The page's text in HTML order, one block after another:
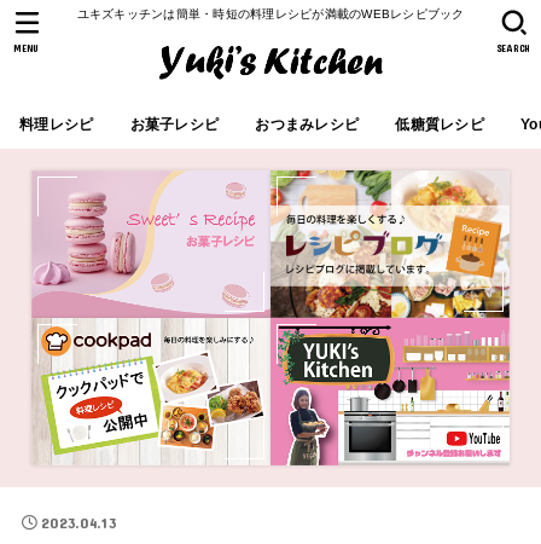
ユキズキッチンは簡単・時短の料理レシピが満載のWEBレシピブック
料理レシピ お菓子レシピ おつまみレシピ 低糖質レシピ
SEARCH
MENU
2023.04.13